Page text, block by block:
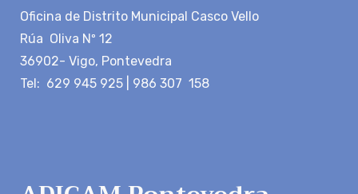
Oficina de Distrito Municipal Casco Vello
Rúa Oliva Nº 12
36902- Vigo, Pontevedra
Tel: 629 945 925 | 986 307 158